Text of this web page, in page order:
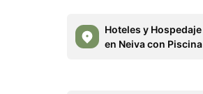
Hoteles y Hospedaje
en Neiva con Piscina